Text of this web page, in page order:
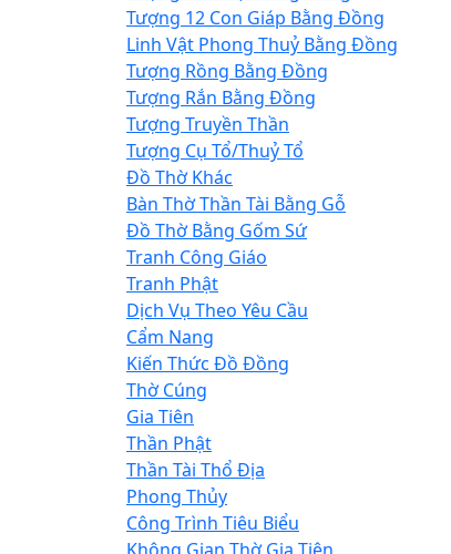
Tượng 12 Con Giáp Bằng Đồng
Linh Vật Phong Thuỷ Bằng Đồng
Tượng Rồng Bằng Đồng
Tượng Rắn Bằng Đồng
Tượng Truyền Thần
Tượng Cụ Tổ/Thuỷ Tổ
Đồ Thờ Khác
Bàn Thờ Thần Tài Bằng Gỗ
Đồ Thờ Bằng Gốm Sứ
Tranh Công Giáo
Tranh Phật
Dịch Vụ Theo Yêu Cầu
Cẩm Nang
Kiến Thức Đồ Đồng
Thờ Cúng
Gia Tiên
Thần Phật
Thần Tài Thổ Địa
Phong Thủy
Công Trình Tiêu Biểu